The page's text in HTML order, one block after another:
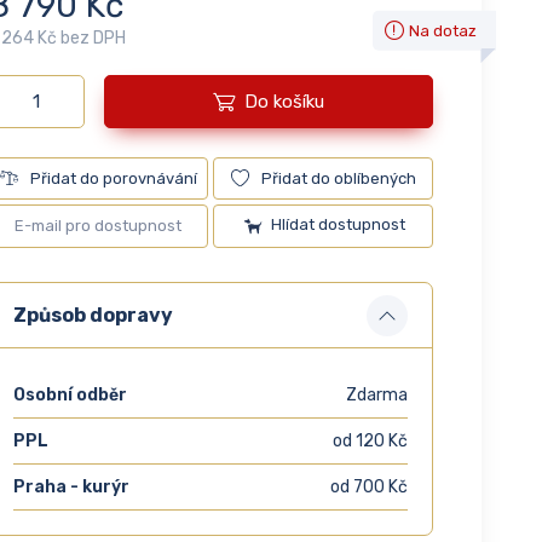
Kč bez DPH Na dotaz
Do košíku
Přidat do porovnávání Přidat do oblíbených
Hlídat dostupnost
Způsob dopravy
Osobní odběr Zdarma
PPL od 120 Kč
Praha - kurýr od 700 Kč